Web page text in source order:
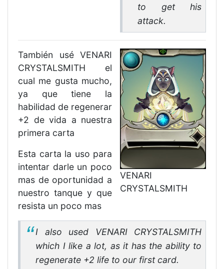
to get his
attack.
VENARI
CRYSTALSMITH
También usé VENARI
CRYSTALSMITH el
cual me gusta mucho,
ya que tiene la
habilidad de regenerar
+2 de vida a nuestra
primera carta
Esta carta la uso para
intentar darle un poco
mas de oportunidad a
nuestro tanque y que
resista un poco mas
I also used VENARI CRYSTALSMITH
which I like a lot, as it has the ability to
regenerate +2 life to our first card.